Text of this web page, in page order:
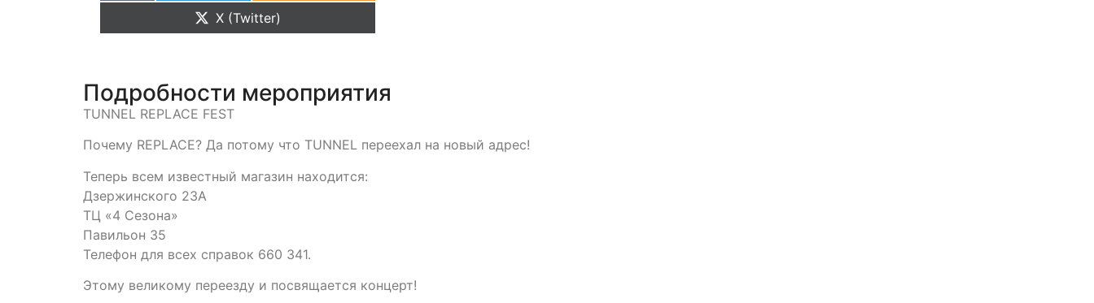
X (Twitter)
Подробности мероприятия
TUNNEL REPLACE FEST
Почему REPLACE? Да потому что TUNNEL переехал на новый адрес!
Теперь всем известный магазин находится:
Дзержинского 23А
ТЦ «4 Сезона»
Павильон 35
Телефон для всех справок 660 341.
Этому великому переезду и посвящается концерт!